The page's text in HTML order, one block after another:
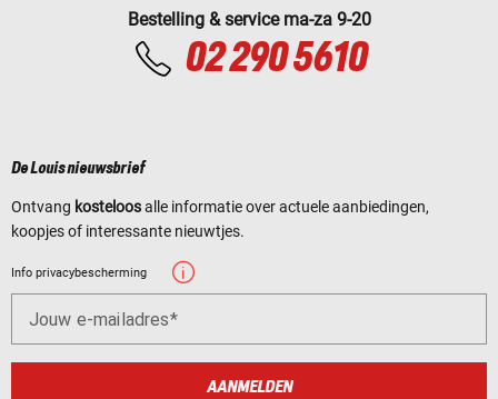
Bestelling & service ma-za 9-20
02 290 5610
De Louis nieuwsbrief
Ontvang kosteloosalle informatie over actuele aanbiedingen,
koopjes of interessante nieuwtjes.
Info privacybescherming
Jouw e-mailadres
AANMELDEN